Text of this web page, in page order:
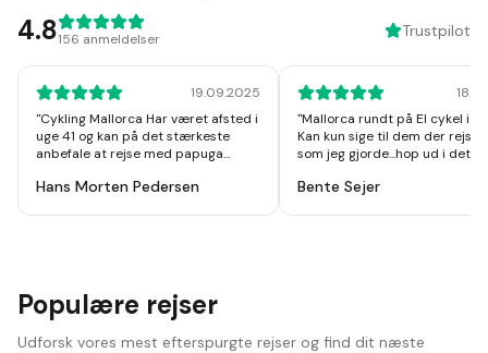
4.8156 anmeldelser Trustpilot
19.09.2025
"Cykling Mallorca Har været afsted i
uge 41 og kan på det stærkeste
anbefale at rejse med papuga
til slut, modtog en app hvor alt var
Bare se at komme afsted der er
noget for en hver.
Hans Morten Pedersen
"Mallorca rundt på El cykel i
Kan kun sige til dem der rejser
som jeg gjorde...hop ud i det, I
mennesker, omgivelser og
Bente Sejer
Populære rejser
Udforsk vores mest efterspurgte rejser og find dit næste